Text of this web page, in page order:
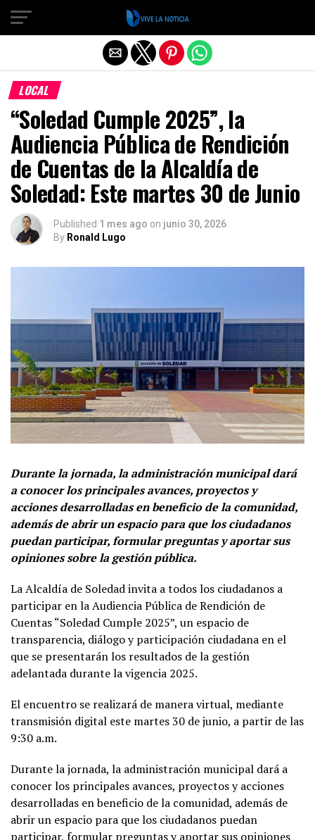
LOCAL
“Soledad Cumple 2025”, la
Audiencia Pública de Rendición
de Cuentas de la Alcaldía de
Soledad: Este martes 30 de Junio
Published 1 mes ago on junio 30, 2026
By Ronald Lugo
Durante la jornada, la administración municipal dará
a conocer los principales avances, proyectos y
acciones desarrolladas en beneficio de la comunidad,
además de abrir un espacio para que los ciudadanos
puedan participar, formular preguntas y aportar sus
opiniones sobre la gestión pública.
La Alcaldía de Soledad invita a todos los ciudadanos a
participar en la Audiencia Pública de Rendición de
Cuentas “Soledad Cumple 2025”, un espacio de
transparencia, diálogo y participación ciudadana en el
que se presentarán los resultados de la gestión
adelantada durante la vigencia 2025.
El encuentro se realizará de manera virtual, mediante
transmisión digital este martes 30 de junio, a partir de las
9:30 a.m.
Durante la jornada, la administración municipal dará a
conocer los principales avances, proyectos y acciones
desarrolladas en beneficio de la comunidad, además de
abrir un espacio para que los ciudadanos puedan
participar, formular preguntas y aportar sus opiniones
Salir de la versión móvil